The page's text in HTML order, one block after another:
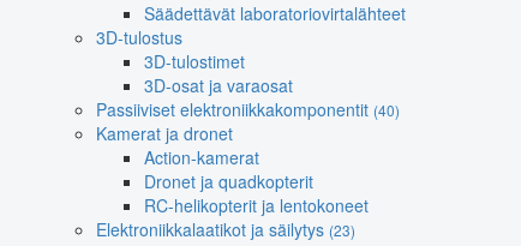
Säädettävät laboratoriovirtalähteet
3D-tulostus
3D-tulostimet
3D-osat ja varaosat
Passiiviset elektroniikkakomponentit (40)
Kamerat ja dronet
Action-kamerat
Dronet ja quadkopterit
RC-helikopterit ja lentokoneet
Elektroniikkalaatikot ja säilytys (23)